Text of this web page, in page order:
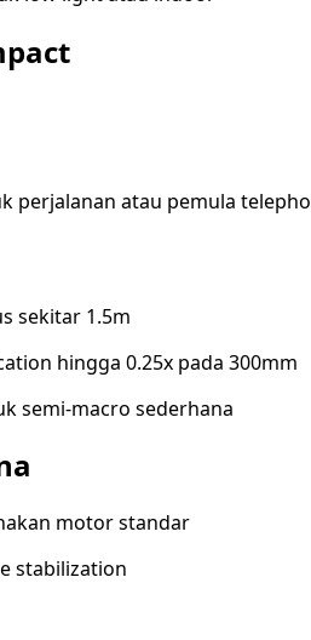
perjalanan atau pemula
sekitar 1.5m
hingga 0.25x pada 300mm
semi-macro sederhana
motor standar
stabilization